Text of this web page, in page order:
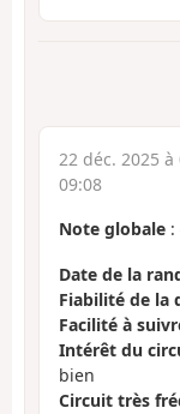
22 déc. 2025 à
09:08
Note globale :
Date de la
Fiabilité de la
Facilité à
Intérêt du
bien
Circuit très